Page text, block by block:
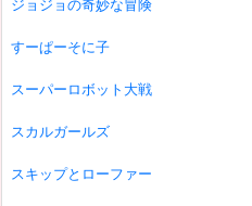
ジョジョの奇妙な冒険
すーぱーそに子
スーパーロボット大戦
スカルガールズ
スキップとローファー